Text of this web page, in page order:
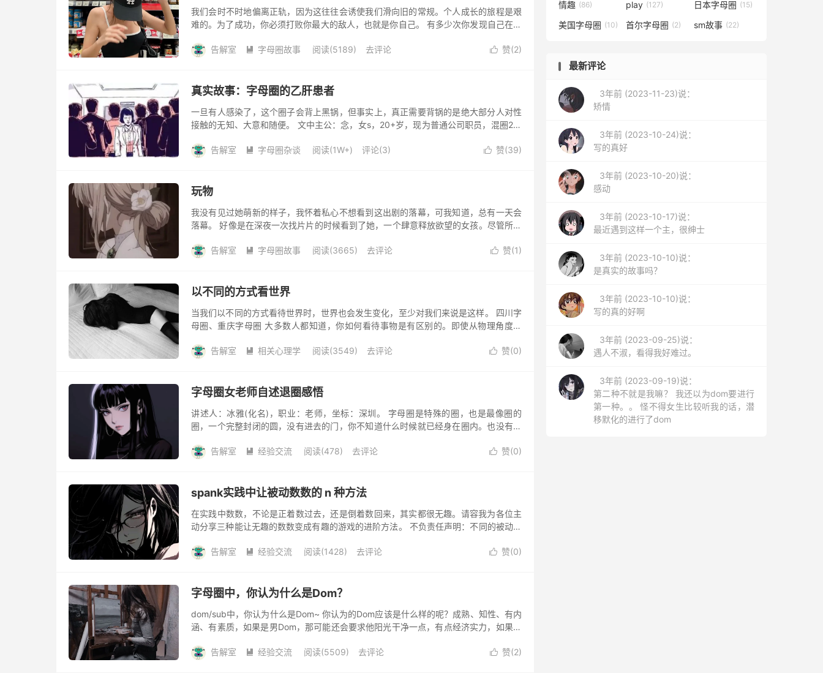
我们会时不时地偏离正轨，因为这往往会诱使我们滑向旧的常规。个人成长的旅程是艰
难的。为了成功，你必须打败你最大的敌人，也就是你自己。 有多少次你发现自己在追
我们放...
 赞(2)
告解室  字母圈故事 阅读(5189) 去评论
真实故事：字母圈的乙肝患者
一旦有人感染了，这个圈子会背上黑锅，但事实上，真正需要背锅的是绝大部分人对性
接触的无知、大意和随便。 文中主公：念，女s，20+岁，现为普通公司职员，混圈2年
体...
 赞(39)
告解室  字母圈杂谈 阅读(1W+) 评论(3)
玩物
我没有见过她萌新的样子，我怀着私心不想看到这出剧的落幕，可我知道，总有一天会
落幕。 好像是在深夜一次找片片的时候看到了她，一个肆意释放欲望的女孩。尽管所有
为重...
 赞(1)
告解室  字母圈故事 阅读(3665) 去评论
以不同的方式看世界
当我们以不同的方式看待世界时，世界也会发生变化，至少对我们来说是这样。 四川字
母圈、重庆字母圈 大多数人都知道，你如何看待事物是有区别的。即使从物理角度来
比方。如...
 赞(0)
告解室  相关心理学 阅读(3549) 去评论
字母圈女老师自述退圈感悟
讲述人：冰雅(化名)，职业：老师，坐标：深圳。 字母圈是特殊的圈，也是最像圈的
圈，一个完整封闭的圆，没有进去的门，你不知道什么时候就已经身在圈内。也没有退
奇百怪，...
 赞(0)
告解室  经验交流 阅读(478) 去评论
spank实践中让被动数数的 n 种方法
在实践中数数，不论是正着数过去，还是倒着数回来，其实都很无趣。请容我为各位主
动分享三种能让无趣的数数变成有趣的游戏的进阶方法。 不负责任声明：不同的被动对
友好调整，...
 赞(0)
告解室  经验交流 阅读(1428) 去评论
字母圈中，你认为什么是Dom？
dom/sub中，你认为什么是Dom~ 你认为的Dom应该是什么样的呢？成熟、知性、有内
涵、有素质，如果是男Dom，那可能还会要求他阳光干净一点，有点经济实力，如果是
 赞(2)
告解室  经验交流 阅读(5509) 去评论
情趣 (86) play (127) 日本字母圈 (15)
美国字母圈 (10) 首尔字母圈 (2) sm故事 (22)
最新评论
3年前 (2023-11-23)说：
矫情
3年前 (2023-10-24)说：
写的真好
3年前 (2023-10-20)说：
感动
3年前 (2023-10-17)说：
最近遇到这样一个主，很绅士
3年前 (2023-10-10)说：
是真实的故事吗？
3年前 (2023-10-10)说：
写的真的好啊
3年前 (2023-09-25)说：
遇人不淑，看得我好难过。
3年前 (2023-09-19)说：
第二种不就是我嘛？ 我还以为dom要进行
第一种。。 怪不得女生比较听我的话，潜
移默化的进行了dom